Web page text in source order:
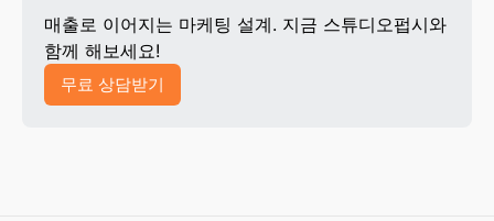
매출로 이어지는 마케팅 설계. 지금 스튜디오펍시와
함께 해보세요!
무료 상담받기